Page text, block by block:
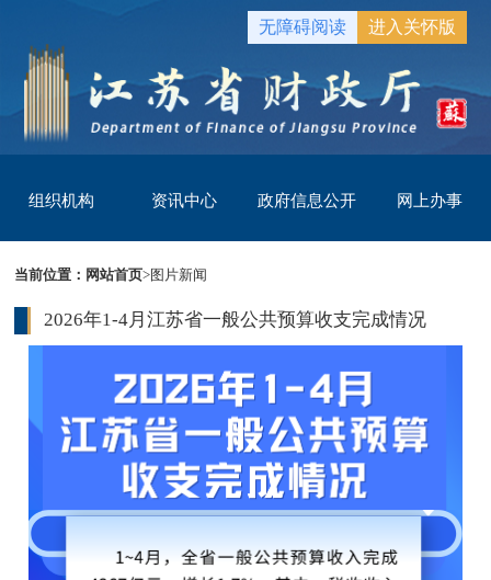
无障碍阅读 进入关怀版
组织机构 资讯中心 政府信息公开 网上办事
当前位置： 网站首页>图片新闻
2026年1-4月江苏省一般公共预算收支完成情况